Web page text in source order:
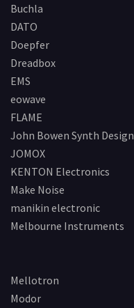
Buchla
DATO
Doepfer
Dreadbox
EMS
eowave
FLAME
John Bowen Synth Design
JOMOX
KENTON Electronics
Make Noise
manikin electronic
Melbourne Instruments
Mellotron
Modor